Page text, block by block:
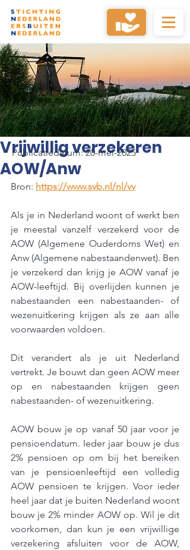
Vrijwillig verzekeren
AOW/Anw
Bron: https://www.svb.nl/nl/vv
Als je in Nederland woont of werkt ben
je meestal vanzelf verzekerd voor de
AOW (Algemene Ouderdoms Wet) en
Anw (Algemene nabestaandenwet). Ben
je verzekerd dan krijg je AOW vanaf je
AOW-leeftijd. Bij overlijden kunnen je
nabestaanden een nabestaanden- of
wezenuitkering krijgen als ze aan alle
voorwaarden voldoen.
Dit verandert als je uit Nederland
vertrekt. Je bouwt dan geen AOW meer
op en nabestaanden krijgen geen
nabestaanden- of wezenuitkering.
AOW bouw je op vanaf 50 jaar voor je
pensioendatum. Ieder jaar bouw je dus
2% pensioen op om bij het bereiken
van je pensioenleeftijd een volledig
AOW pensioen te krijgen. Voor ieder
heel jaar dat je buiten Nederland woont
bouw je 2% minder AOW op. Wil je dit
voorkomen, dan kun je een vrijwillige
verzekering afsluiten voor de AOW,
Publicatiedatum: 20-mei-2025